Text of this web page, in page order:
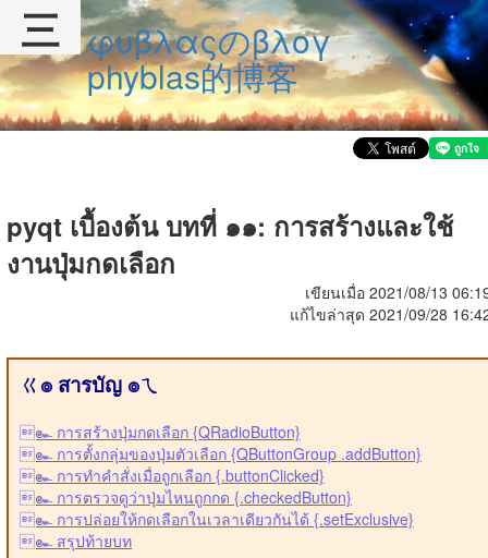
φυβλαςのβλογ
phyblas的博客
pyqt เบื้องต้น บทที่ ๑๑: การสร้างและใช้
งานปุ่มกดเลือก
เขียนเมื่อ 2021/08/13
แก้ไขล่าสุด 2021/09/28
ㄍ๏ สารบัญ ๏ㄟ
๛ การสร้างปุ่มกดเลือก {QRadioButton}
๛ การตั้งกลุ่มของปุ่มตัวเลือก {QButtonGroup .addButton}
๛ การทำคำสั่งเมื่อถูกเลือก {.buttonClicked}
๛ การตรวจดูว่าปุ่มไหนถูกกด {.checkedButton}
๛ การปล่อยให้กดเลือกในเวลาเดียวกันได้ {.setExclusive}
๛ สรุปท้ายบท
三